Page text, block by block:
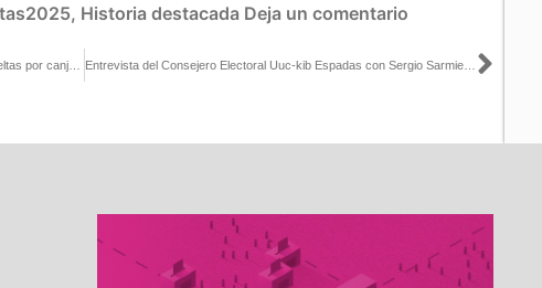
, Historia destacada Deja un comentario